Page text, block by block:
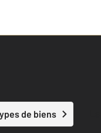
de biens